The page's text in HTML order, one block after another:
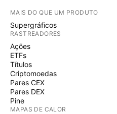
MAIS DO QUE UM PRODUTO
Supergráficos
RASTREADORES
Ações
ETFs
Títulos
Criptomoedas
Pares CEX
Pares DEX
Pine
MAPAS DE CALOR